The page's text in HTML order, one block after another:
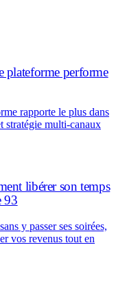
performe
rapporte le plus dans
stratégie multi-canaux
libérer son temps
93
y passer ses soirées,
vos revenus tout en